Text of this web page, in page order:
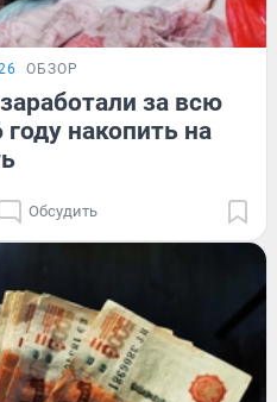
ОБЗОР
за всю
накопить на
Обсудить